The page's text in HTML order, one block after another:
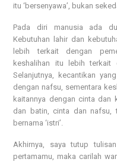
itu ‘bersenyawa’, bukan
Pada diri manusia ada
Kebutuhan lahir dan
lebih terkait dengan
keshalihan itu lebih terkait
Selanjutnya, kecantikan
dengan nafsu, sementara
kaitannya dengan cinta dan
dan batin, cinta dan nafsu,
bernama ‘istri’.
Akhirnya, saya tutup
pertamamu, maka carilah